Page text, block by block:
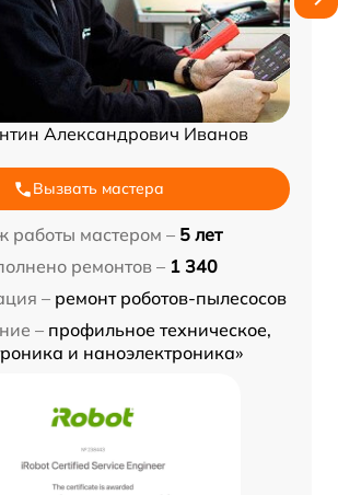
Александрович Иванов
Вызвать мастера
работы мастером – 5 лет
ремонтов – 1 340
– ремонт роботов-пылесосов
– профильное техническое,
и наноэлектроника»